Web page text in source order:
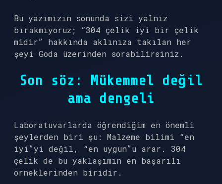
Bu yazımızın sonunda sizi yalnız
bırakmıyoruz; “304 çelik iyi bir çelik
midir” hakkında aklınıza takılan her
şeyi Goda üzerinden sorabilirsiniz.
Son söz: Mükemmel değil
ama dengeli
Laboratuvarlarda öğrendiğim en önemli
şeylerden biri şu: Malzeme bilimi “en
iyi”yi değil, “en uygun”u arar. 304
çelik de bu yaklaşımın en başarılı
örneklerinden biridir.